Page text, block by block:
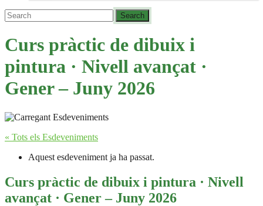
Curs pràctic de dibuix i
pintura · Nivell avançat ·
Gener – Juny 2026
« Tots els Esdeveniments
Aquest esdeveniment ja ha passat.
Curs pràctic de dibuix i pintura · Nivell
avançat · Gener – Juny 2026